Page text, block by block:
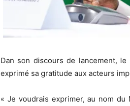
Dan son discours de lancement,
exprimé sa gratitude aux acteurs
« Je voudrais exprimer, au nom du